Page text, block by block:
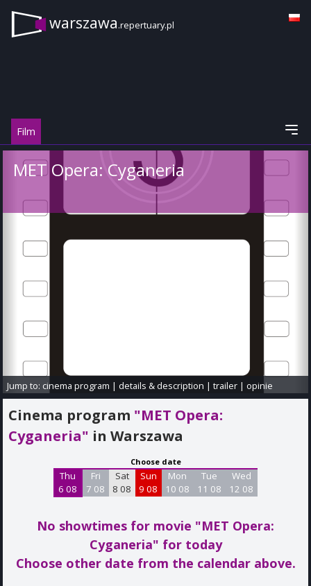
warszawa.repertuary.pl
Film
MET Opera: Cyganeria
Jump to: cinema program |details & description |trailer |opinie
Cinema program "MET Opera:
Cyganeria" in Warszawa
Choose date
Thu
6 08
Fri
7 08
Sat
8 08
Sun
9 08
Mon
10 08
Tue
11 08
Wed
12 08
No showtimes for movie "MET Opera:
Cyganeria" for today
Choose other date from the calendar above.